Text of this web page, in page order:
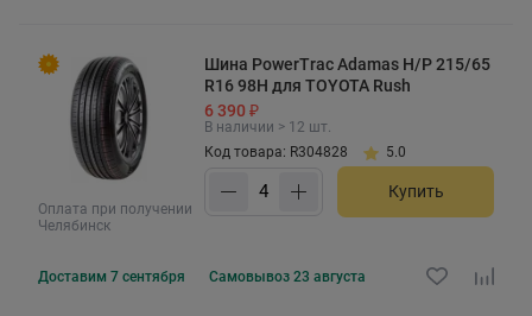
Оплата при получении
Челябинск
Шина PowerTrac Adamas H/P 215/65
R16 98H для TOYOTA Rush
6 390 ₽
В наличии > 12 шт.
Код товара: R304828
5.0
Купить
Доставим 7 сентября Самовывоз 23 августа